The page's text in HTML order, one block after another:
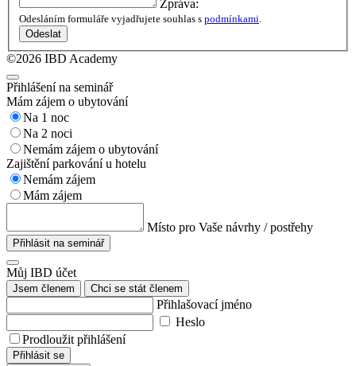
Zpráva:
Odesláním formuláře vyjadřujete souhlas s podmínkami
Odeslat
©2026 IBD Academy
Přihlášení na seminář
Mám zájem o ubytování
Na 1 noc
Na 2 noci
Nemám zájem o ubytování
Zajištění parkování u hotelu
Nemám zájem
Mám zájem
Místo pro Vaše návrhy / postřehy
Přihlásit na seminář
Můj IBD účet
Jsem členem Chci se stát členem
Přihlašovací jméno
Heslo
Prodloužit přihlášení
Přihlásit se